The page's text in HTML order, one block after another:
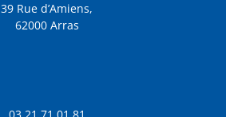
39 Rue d’Amiens,
62000 Arras